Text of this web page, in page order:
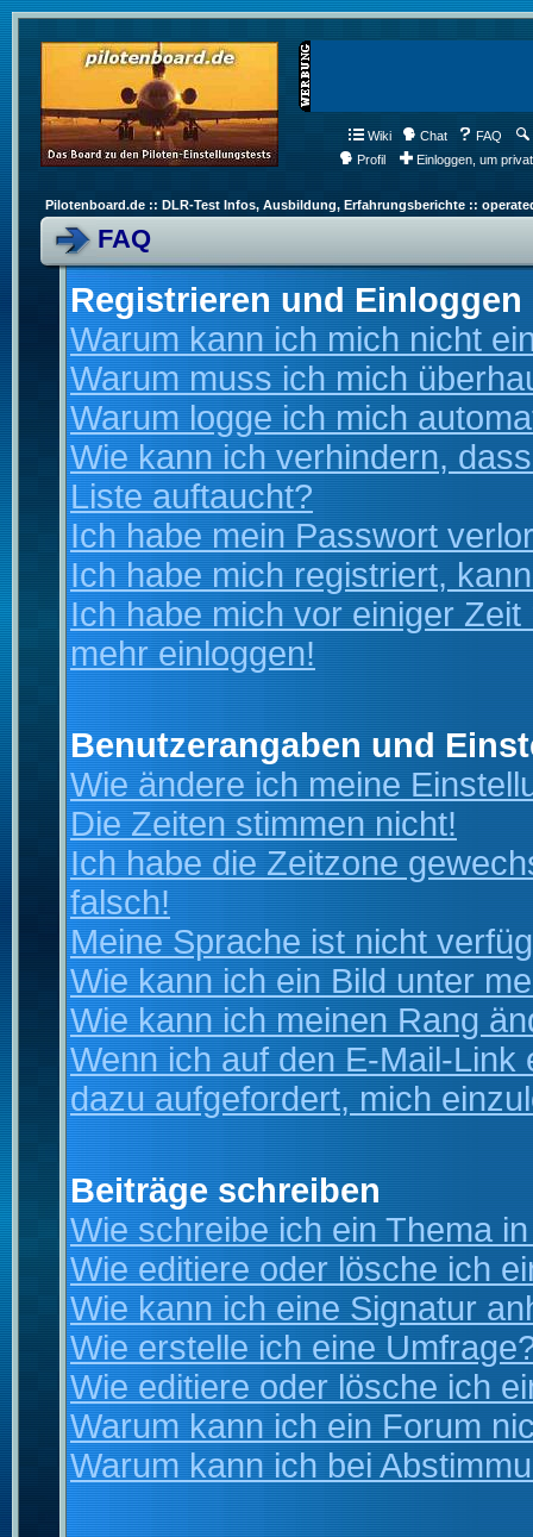
Wiki Chat FAQ
Profil
Einloggen, um
Pilotenboard.de :: DLR-Test Infos, Ausbildung, Erfahrungsberichte ::
FAQ
Registrieren und Einloggen
Warum kann ich mich nicht
Warum muss ich mich
Warum logge ich mich
Wie kann ich verhindern,
Liste auftaucht?
Ich habe mein Passwort
Ich habe mich registriert,
Ich habe mich vor einiger
mehr einloggen!
Benutzerangaben und
Wie ändere ich meine
Die Zeiten stimmen nicht!
Ich habe die Zeitzone
falsch!
Meine Sprache ist nicht
Wie kann ich ein Bild unter
Wie kann ich meinen Rang
Wenn ich auf den E-Mail-
dazu aufgefordert, mich
Beiträge schreiben
Wie schreibe ich ein Thema
Wie editiere oder lösche ich
Wie kann ich eine Signatur
Wie erstelle ich eine
Wie editiere oder lösche ich
Warum kann ich ein Forum
Warum kann ich bei